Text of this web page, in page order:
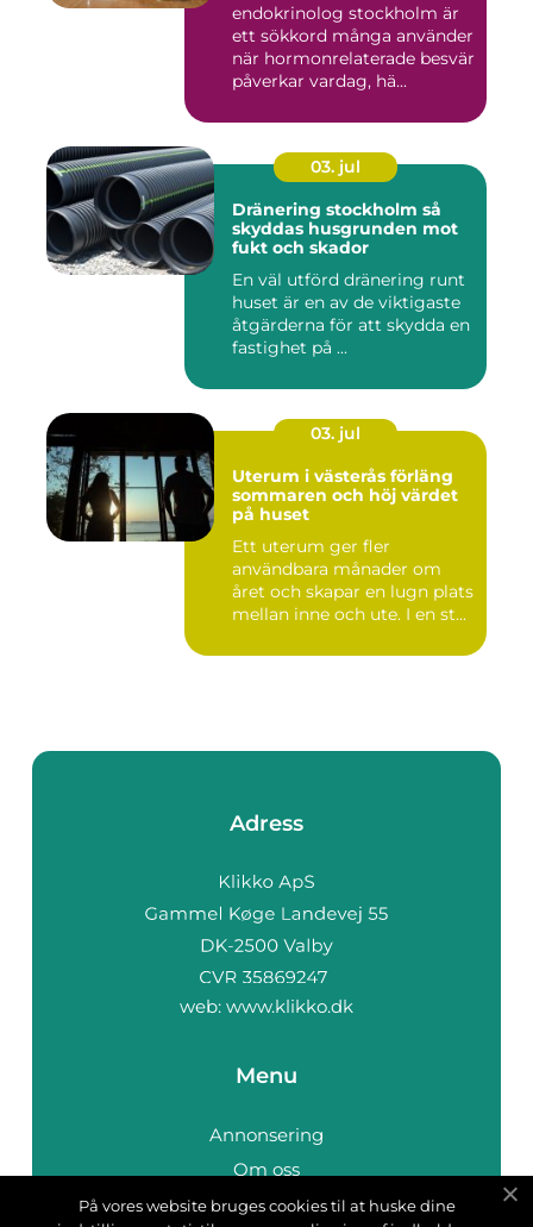
endokrinolog stockholm är
ett sökkord många använder
när hormonrelaterade besvär
påverkar vardag, hä...
03. jul
Dränering stockholm så
skyddas husgrunden mot
fukt och skador
En väl utförd dränering runt
huset är en av de viktigaste
åtgärderna för att skydda en
fastighet på ...
03. jul
Uterum i västerås förläng
sommaren och höj värdet
på huset
Ett uterum ger fler
användbara månader om
året och skapar en lugn plats
mellan inne och ute. I en st...
Adress
web: www.klikko.dk
Menu
Annonsering
Om oss
Cookies
På vores website bruges cookies til at huske dine